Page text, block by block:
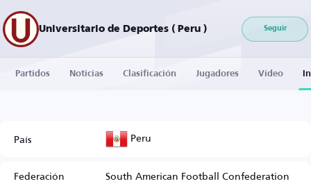
Universitario de Deportes ( Peru ) Seguir
Partidos Noticias Clasificación Jugadores Vídeo
País Peru
Federación
South American Football Confederation